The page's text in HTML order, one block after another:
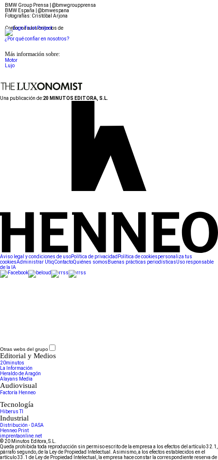
BMW Group Prensa | @bmwgroupprensa
BMW España | @bmwespana
Fotografías: Cristóbal Arjona
Conforme a los criterios de
¿Por qué confiar en nosotros?
Más información sobre:
Motor
Lujo
Una publicación de:20 MINUTOS EDITORA, S.L.
Aviso legal y condiciones de usoPolítica de privacidad Política de cookiespersonaliza tus
cookiesAdministrar UtiqContactoQuiénes somos Buenas prácticas periodísticasUso responsable
de la IA
Otras webs del grupo
Editorial y Medios
20minutos
La Información
Heraldo de Aragón
Alayans Media
Audiovisual
Factoría Henneo
Tecnología
Hiberus TI
Industrial
Distribución - DASA
Henneo Print
imprentaonline.net
© 20 Minutos Editora, S.L.
Queda prohibida toda reproducción sin permiso escrito de la empresa a los efectos del artículo 32.1,
párrafo segundo, de la Ley de Propiedad Intelectual. Asimismo, a los efectos establecidos en el
artículo 33.1 de Ley de Propiedad Intelectual, la empresa hace constar la correspondiente reserva de